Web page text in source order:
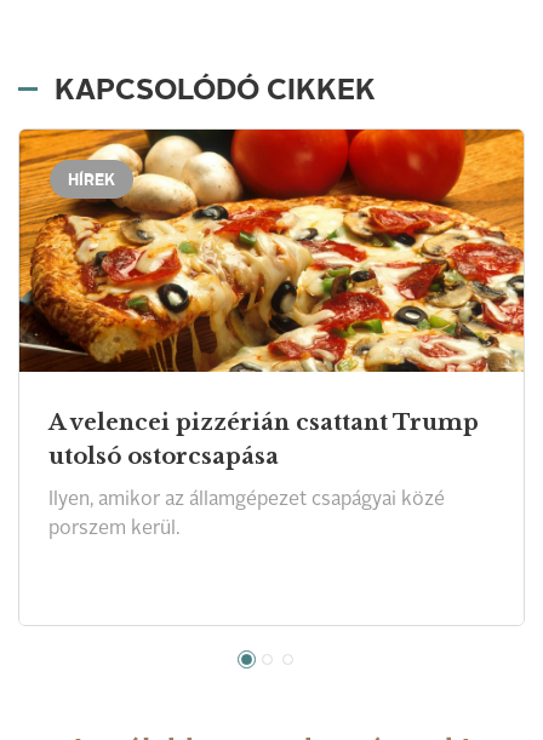
KAPCSOLÓDÓ CIKKEK
HÍREK
A velencei pizzérián csattant Trump
utolsó ostorcsapása
Ilyen, amikor az államgépezet csapágyai közé
porszem kerül.